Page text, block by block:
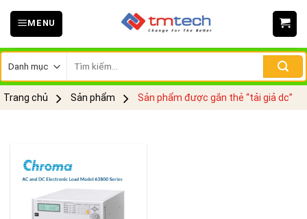
Skip
MENU
kiếm:
Trang chủ Sản phẩm Sản phẩm được gắn thẻ “tải giả dc”